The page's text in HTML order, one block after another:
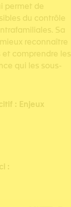
permet de
du contrôle
Sa
reconnaître
et comprendre les
qui les sous-
: Enjeux
: